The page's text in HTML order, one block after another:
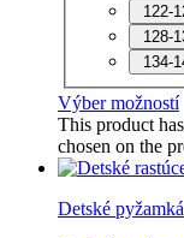
122-
128-
134-
Výber možností
This product
chosen on the
Detské pyžamká